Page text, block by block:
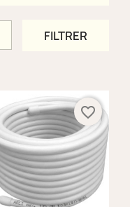
FILTRER
favorite_border